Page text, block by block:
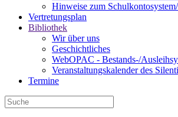
Hinweise zum
Vertretungsplan
Bibliothek
Wir über uns
Geschichtliches
WebOPAC - Bestands-/
Veranstaltungskalender des
Termine